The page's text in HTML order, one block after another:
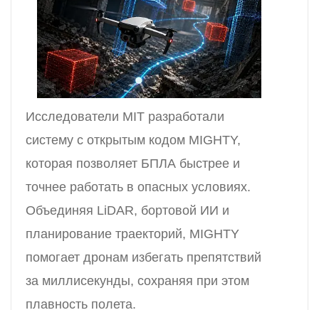
Исследователи MIT разработали
систему с открытым кодом MIGHTY,
которая позволяет БПЛА быстрее и
точнее работать в опасных условиях.
Объединяя LiDAR, бортовой ИИ и
планирование траекторий, MIGHTY
помогает дронам избегать препятствий
за миллисекунды, сохраняя при этом
плавность полета.